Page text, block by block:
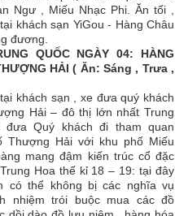
Ngư , Miếu Nhạc Phi. Ăn tối ,
khách sạn YiGou - Hàng Châu
đương.
QUỐC NGÀY 04: HÀNG
HẢI ( Ăn: Sáng , Trưa ,
khách sạn , xe đưa quý khách
Hải – đô thị lớn nhất Trung
đưa Quý khách đi tham quan
Thượng Hải với khu phố Miếu
mang đậm kiến trúc cổ đặc
Hoa thế kỉ 18 – 19: tại đây
có thể không bị các nghĩa vụ
nhiệm trói buộc mua các đồ